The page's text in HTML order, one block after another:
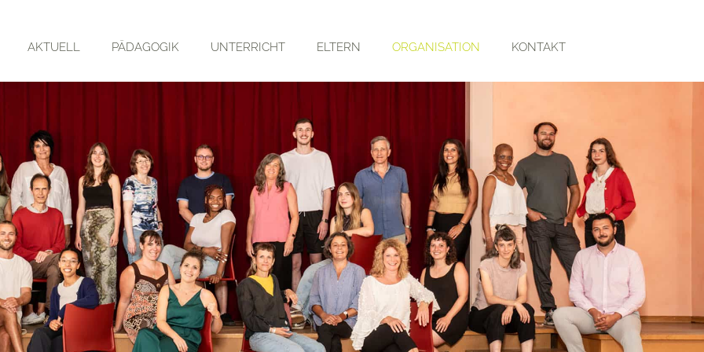
AKTUELL PÄDAGOGIK UNTERRICHT ELTERN ORGANISATION KONTAKT